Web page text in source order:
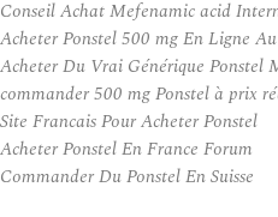
Conseil Achat Mefenamic acid
Acheter Ponstel 500 mg En Ligne
Acheter Du Vrai Générique Ponstel
commander 500 mg Ponstel à prix
Site Francais Pour Acheter Ponstel
Acheter Ponstel En France Forum
Commander Du Ponstel En Suisse